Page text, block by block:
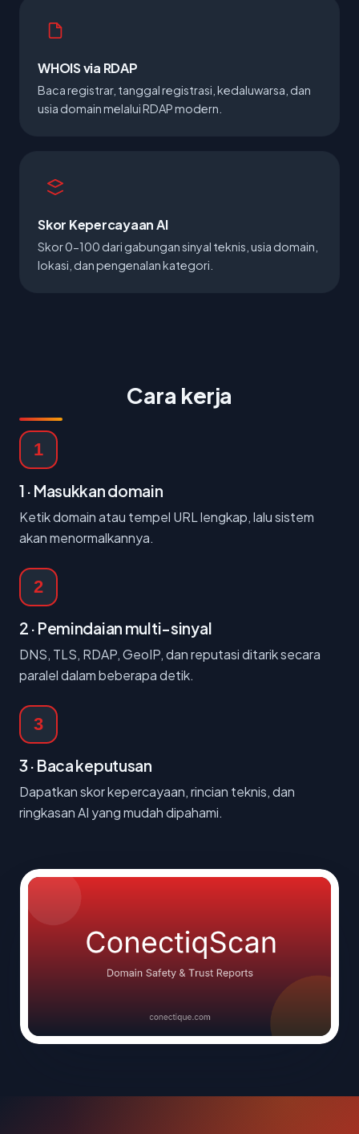
WHOIS via RDAP
Baca registrar, tanggal registrasi, kedaluwarsa, dan
usia domain melalui RDAP modern.
Skor Kepercayaan AI
Skor 0-100 dari gabungan sinyal teknis, usia domain,
lokasi, dan pengenalan kategori.
Cara kerja
1
1 · Masukkan domain
Ketik domain atau tempel URL lengkap, lalu sistem
akan menormalkannya.
2
2 · Pemindaian multi-sinyal
DNS, TLS, RDAP, GeoIP, dan reputasi ditarik secara
paralel dalam beberapa detik.
3
3 · Baca keputusan
Dapatkan skor kepercayaan, rincian teknis, dan
ringkasan AI yang mudah dipahami.